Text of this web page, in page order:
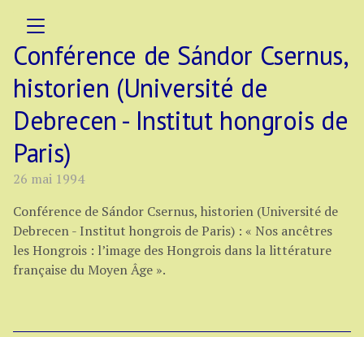
Conférence de Sándor Csernus,
historien (Université de
Debrecen - Institut hongrois de
Paris)
26 mai 1994
Conférence de Sándor Csernus, historien (Université de
Debrecen - Institut hongrois de Paris) : « Nos ancêtres
les Hongrois : l’image des Hongrois dans la littérature
française du Moyen Âge ».